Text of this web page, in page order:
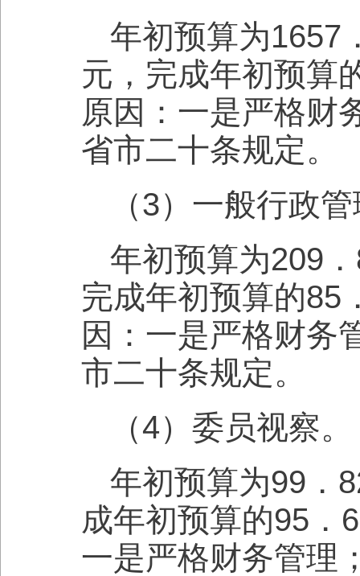
年初预算为1657
元，完成年初预算
原因：一是严格财
省市二十条规定。
（3）一般行政
年初预算为209
完成年初预算的85
因：一是严格财务
市二十条规定。
（4）委员视察。
年初预算为99．
成年初预算的95．
一是严格财务管理